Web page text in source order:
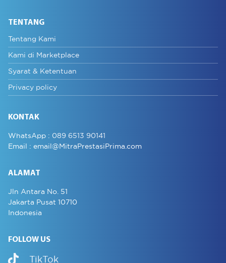
TENTANG
Tentang Kami
Kami di Marketplace
Syarat & Ketentuan
Privacy policy
KONTAK
WhatsApp : 089 6513 90141
Email : email@MitraPrestasiPrima.com
ALAMAT
Jln Antara No. 51
Jakarta Pusat 10710
Indonesia
FOLLOW US
TikTok